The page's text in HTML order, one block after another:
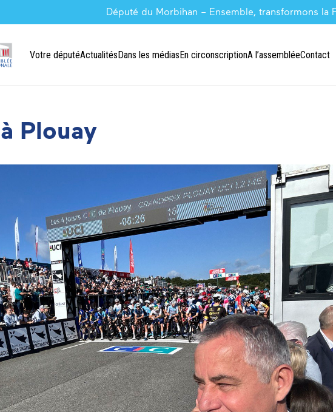
Député du Morbihan – Ensemble, transformons la
Votre députéActualitésDans les médiasEn circonscriptionA l’assembléeContact
Plouay